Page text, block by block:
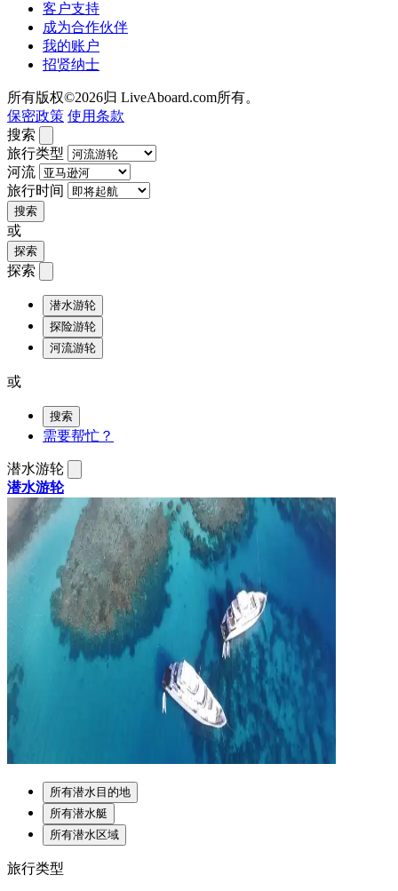
客户支持
成为合作伙伴
我的账户
招贤纳士
所有版权©2026归 LiveAboard.com所有。
保密政策 使用条款
搜索
旅行类型
河流
旅行时间
搜索
或
探索
探索
潜水游轮
探险游轮
河流游轮
或
搜索
需要帮忙？
潜水游轮
潜水游轮
所有潜水目的地
所有潜水艇
所有潜水区域
旅行类型